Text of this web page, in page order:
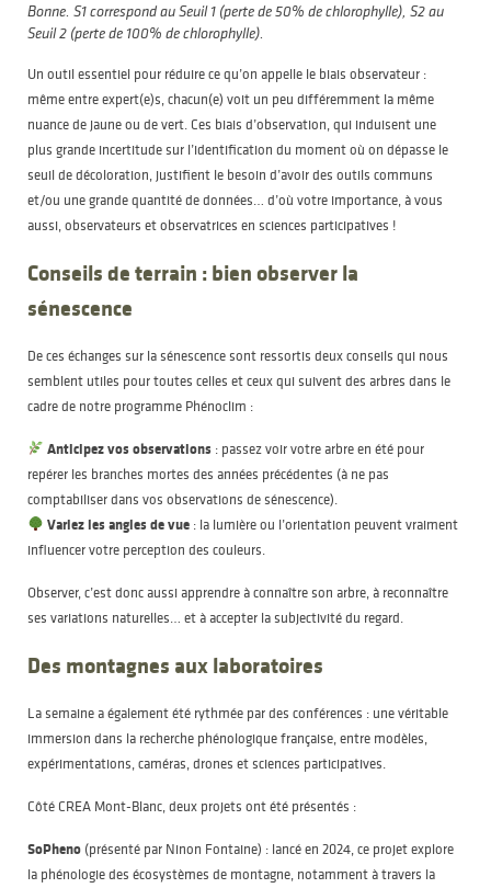
Bonne. S1 correspond au Seuil 1 (perte de 50% de chlorophylle), S2 au
Seuil 2 (perte de 100% de chlorophylle).
Un outil essentiel pour réduire ce qu’on appelle le biais observateur :
même entre expert(e)s, chacun(e) voit un peu différemment la même
nuance de jaune ou de vert. Ces biais d’observation, qui induisent une
plus grande incertitude sur l’identification du moment où on dépasse le
seuil de décoloration, justifient le besoin d’avoir des outils communs
et/ou une grande quantité de données… d’où votre importance, à vous
aussi, observateurs et observatrices en sciences participatives !
Conseils de terrain : bien observer la
sénescence
De ces échanges sur la sénescence sont ressortis deux conseils qui nous
semblent utiles pour toutes celles et ceux qui suivent des arbres dans le
cadre de notre programme Phénoclim :
Anticipez vos observations: passez voir votre arbre en été pour
repérer les branches mortes des années précédentes (à ne pas
comptabiliser dans vos observations de sénescence).
Variez les angles de vue: la lumière ou l’orientation peuvent vraiment
influencer votre perception des couleurs.
Observer, c’est donc aussi apprendre à connaître son arbre, à reconnaître
ses variations naturelles… et à accepter la subjectivité du regard.
Des montagnes aux laboratoires
La semaine a également été rythmée par des conférences : une véritable
immersion dans la recherche phénologique française, entre modèles,
expérimentations, caméras, drones et sciences participatives.
Côté CREA Mont-Blanc, deux projets ont été présentés :
SoPheno (présenté par Ninon Fontaine) : lancé en 2024, ce projet explore
la phénologie des écosystèmes de montagne, notamment à travers la